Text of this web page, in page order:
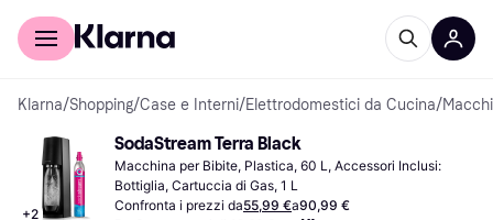
Per il tuo shopping
Klarna/Shopping/Case e Interni/Elettrodomestici da Cucina/
+2
SodaStream Terra Black
Macchina per Bibite, Plastica, 60 L, Accessori Inclusi:
Bottiglia, Cartuccia di Gas, 1 L
Confronta i prezzi da55,99 €a90,99 €